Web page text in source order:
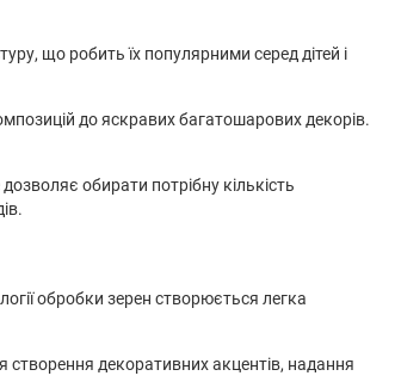
що робить їх популярними серед дітей і
до яскравих багатошарових декорів.
обирати потрібну кількість
обробки зерен створюється легка
створення декоративних акцентів, надання